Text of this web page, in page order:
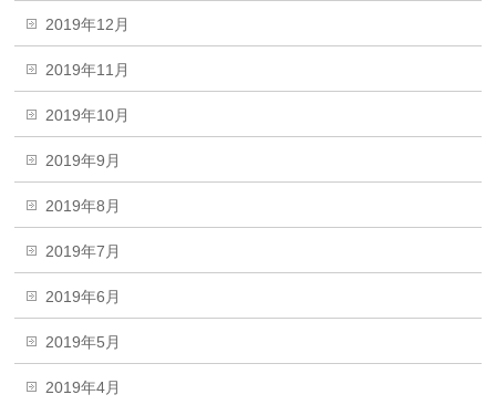
2019年12月
2019年11月
2019年10月
2019年9月
2019年8月
2019年7月
2019年6月
2019年5月
2019年4月